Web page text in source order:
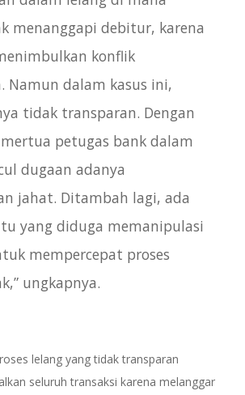
menanggapi debitur, karena
konflik
Namun dalam kasus ini,
tidak transparan. Dengan
petugas bank dalam
dugaan adanya
jahat. Ditambah lagi, ada
yang diduga memanipulasi
mempercepat proses
ungkapnya.
lelang yang tidak transparan
seluruh transaksi karena melanggar